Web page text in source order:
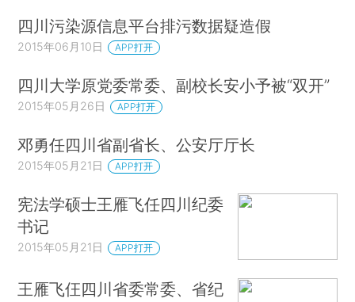
四川污染源信息平台排污数据疑造假
2015年06月10日 APP打开
四川大学原党委常委、副校长安小予被“双开”
2015年05月26日 APP打开
邓勇任四川省副省长、公安厅厅长
2015年05月21日 APP打开
宪法学硕士王雁飞任四川纪委
书记
2015年05月21日 APP打开
王雁飞仼四川省委常委、省纪